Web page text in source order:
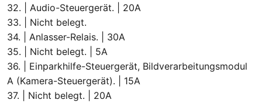
32. | Audio-Steuergerät. | 20A
33. | Nicht belegt.
34. | Anlasser-Relais. | 30A
35. | Nicht belegt. | 5A
36. | Einparkhilfe-Steuergerät, Bildverarbeitungsmodul
A (Kamera-Steuergerät). | 15A
37. | Nicht belegt. | 20A